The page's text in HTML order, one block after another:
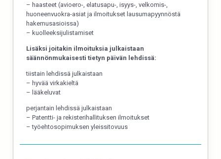
– haasteet (avioero-, elatusapu-, isyys-, velkomis-,
huoneenvuokra-asiat ja ilmoitukset lausumapyynnöstä
hakemusasioissa)
– kuolleeksijulistamiset
Lisäksi joitakin ilmoituksia julkaistaan
säännönmukaisesti tietyn päivän lehdissä:
tiistain lehdissä julkaistaan
– hyvää virkakieltä
– lääkeluvat
perjantain lehdissä julkaistaan
– Patentti- ja rekisterihallituksen ilmoitukset
– työehtosopimuksen yleissitovuus